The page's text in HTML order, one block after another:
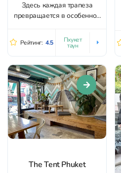
Здесь каждая трапеза
превращается в особенное
вечер под звездным небом,
семейный ужин или встреча
с друзьями. Ресторан
очаровывает с первых
минут. Интерьер гармонично
сочетает традиционные
тайские мотивы и
современный стиль,
создавая ощущение
сказочного пространства в...
Рейтинг: 4.5 Пхукет
таун
The Tent Phuket